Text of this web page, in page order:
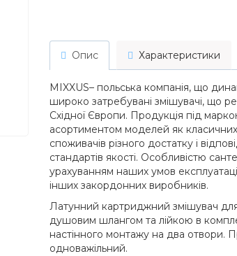
Опис Характеристики
MIXXUS– польська компанія, що
широко затребувані змішувачі, що
Східної Європи. Продукція під
асортиментом моделей як
споживачів різного достатку і
стандартів якості. Особливістю
урахуванням наших умов
інших закордонних виробників.
Латунний картриджний змішувач
душовим шлангом та лійкою в
настінного монтажу на два отвори.
одноважільний.